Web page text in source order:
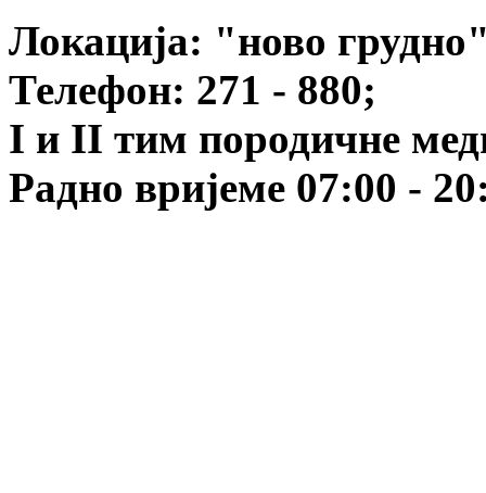
Локација: "ново грудно
Телефон: 271 - 880;
I и II тим породичне
Радно вријеме 07:00 -